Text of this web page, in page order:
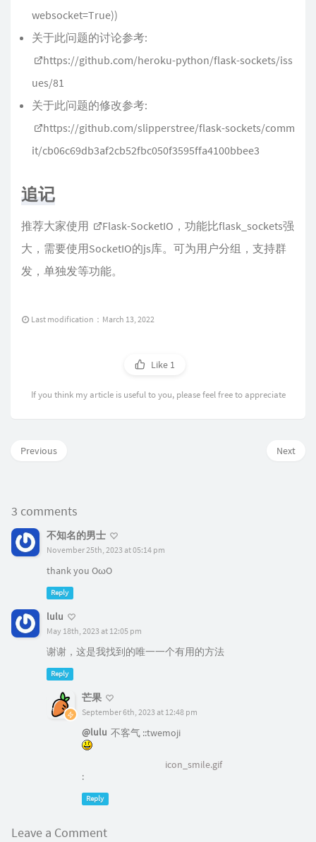
websocket=True))
关于此问题的讨论参考:
https://github.com/heroku-python/flask-sockets/iss
ues/81
关于此问题的修改参考:
https://github.com/slipperstree/flask-sockets/comm
it/cb06c69db3af2cb52fbc050f3595ffa4100bbee3
追记
推荐大家使用 Flask-SocketIO ，功能比flask_sockets强
大，需要使用SocketIO的js库。可为用户分组，支持群
发，单独发等功能。
Last modification：March 13, 2022
Like 1
If you think my article is useful to you, please feel free to appreciate
Next
Previous
3 comments
不知名的男士
November 25th, 2023 at 05:14 pm
thank you OωO
Reply
lulu
May 18th, 2023 at 12:05 pm
谢谢，这是我找到的唯一一个有用的方法
Reply
芒果
September 6th, 2023 at 12:48 pm
@lulu 不客气 ::twemoji
icon_smile.gif
:
Reply
Leave a Comment